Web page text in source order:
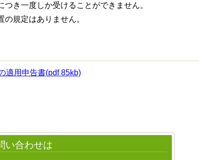
き一度しか受けることができません。
規定はありません。
適用申告書(pdf 85kb)
い合わせは